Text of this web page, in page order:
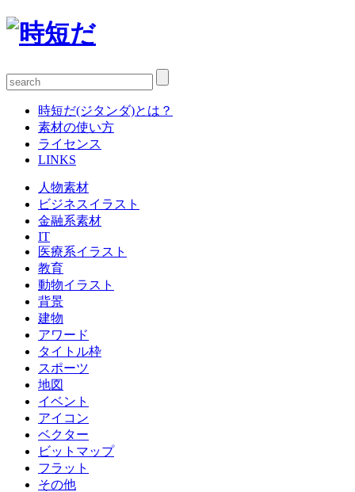
時短だ(ジタンダ)とは？
素材の使い方
ライセンス
LINKS
人物素材
ビジネスイラスト
金融系素材
IT
医療系イラスト
教育
動物イラスト
背景
建物
アワード
タイトル枠
スポーツ
地図
イベント
アイコン
ベクター
ビットマップ
フラット
その他